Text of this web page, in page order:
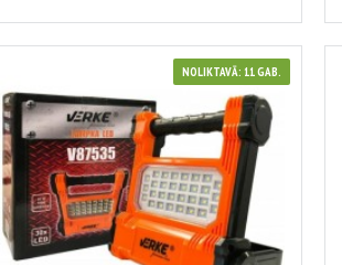
NOLIKTAVĀ: 11 GAB.